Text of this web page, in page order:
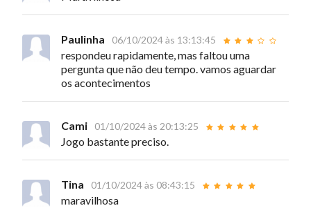
Paulinha 06/10/2024 às 13:13:45
respondeu rapidamente, mas faltou uma
pergunta que não deu tempo. vamos aguardar
os acontecimentos
Cami 01/10/2024 às 20:13:25
Jogo bastante preciso.
Tina 01/10/2024 às 08:43:15
maravilhosa